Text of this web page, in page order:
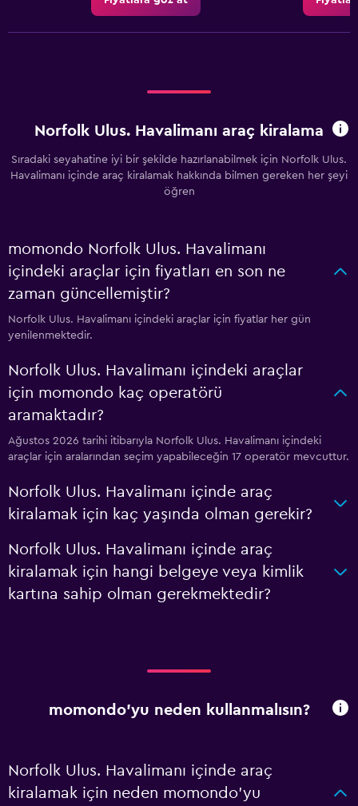
Norfolk Ulus. Havalimanı araç kiralama
Sıradaki seyahatine iyi bir şekilde hazırlanabilmek için Norfolk Ulus.
Havalimanı içinde araç kiralamak hakkında bilmen gereken her şeyi
öğren
momondo Norfolk Ulus. Havalimanı
içindeki araçlar için fiyatları en son ne
zaman güncellemiştir?
Norfolk Ulus. Havalimanı içindeki araçlar için fiyatlar her gün
yenilenmektedir.
Norfolk Ulus. Havalimanı içindeki araçlar
için momondo kaç operatörü
aramaktadır?
Ağustos 2026 tarihi itibarıyla Norfolk Ulus. Havalimanı içindeki
araçlar için aralarından seçim yapabileceğin 17 operatör mevcuttur.
Norfolk Ulus. Havalimanı içinde araç
kiralamak için kaç yaşında olman gerekir?
Norfolk Ulus. Havalimanı içinde araç
kiralamak için hangi belgeye veya kimlik
kartına sahip olman gerekmektedir?
momondo'yu neden kullanmalısın?
Norfolk Ulus. Havalimanı içinde araç
kiralamak için neden momondo'yu